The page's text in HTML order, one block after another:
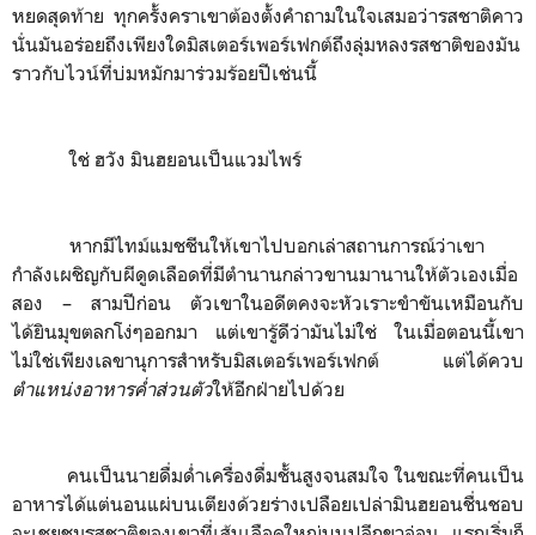
หยดสุดท้าย ทุกครั้งคราเขาต้องตั้งคำถามในใจเสมอว่ารสชาติคาว
นั่นมันอร่อยถึงเพียงใดมิสเตอร์เพอร์เฟกต์ถึงลุ่มหลงรสชาติของมัน
ราวกับไวน์ที่บ่มหมักมาร่วมร้อยปีเช่นนี้
ใช่ ฮวัง มินฮยอนเป็นแวมไพร์
หากมีไทม์แมชชีนให้เขาไปบอกเล่าสถานการณ์ว่าเขา
กำลังเผชิญกับผีดูดเลือดที่มีตำนานกล่าวขานมานานให้ตัวเองเมื่อ
สอง – สามปีก่อน ตัวเขาในอดีตคงจะหัวเราะขำขันเหมือนกับ
ได้ยินมุขตลกโง่ๆออกมา แต่เขารู้ดีว่ามันไม่ใช่ ในเมื่อตอนนี้เขา
ไม่ใช่เพียงเลขานุการสำหรับมิสเตอร์เพอร์เฟกต์ แต่ได้ควบ
ตำแหน่งอาหารค่ำส่วนตัวให้อีกฝ่ายไปด้วย
คนเป็นนายดื่มด่ำเครื่องดื่มชั้นสูงจนสมใจ ในขณะที่คนเป็น
อาหารได้แต่นอนแผ่บนเตียงด้วยร่างเปลือยเปล่ามินฮยอนชื่นชอบ